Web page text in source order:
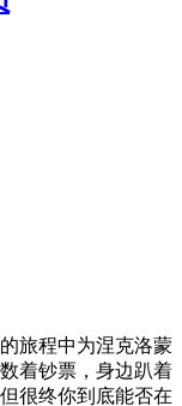
旅程中为涅克洛蒙
着钞票，身边趴着
很终你到底能否在